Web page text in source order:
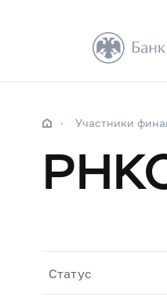
Участники
Статус